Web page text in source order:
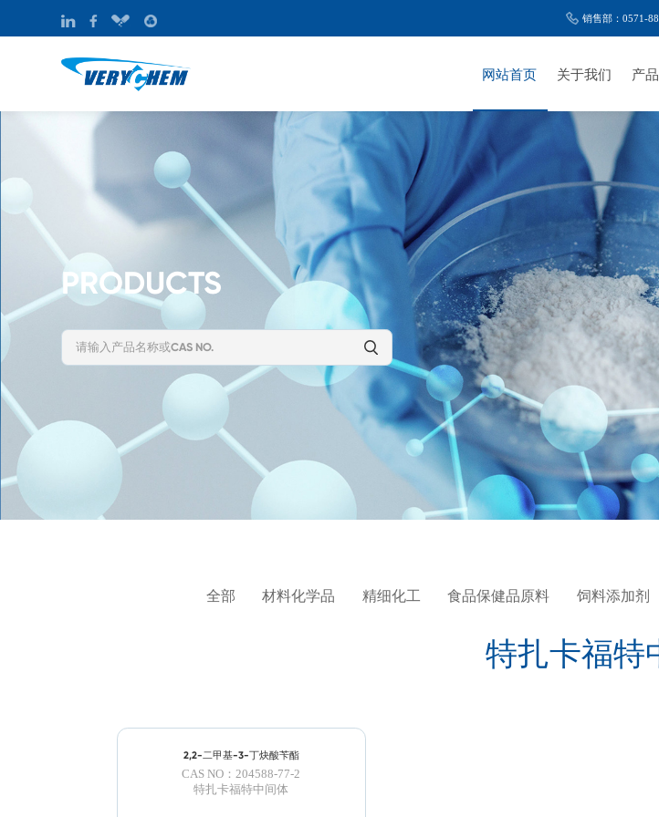
销售部：0571-
网站首页 关于我们 产
PRODUCTS
全部 材料化学品 精细化工 食品保健品原料 饲料添加剂
特扎卡福特
2,2-二甲基-3-丁炔酸苄酯
CAS NO：204588-77-2
特扎卡福特中间体